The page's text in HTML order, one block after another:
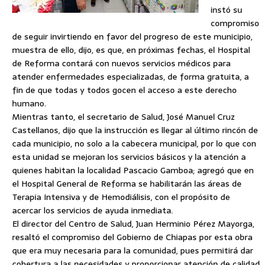
instó su
compromiso
de seguir invirtiendo en favor del progreso de este municipio,
muestra de ello, dijo, es que, en próximas fechas, el Hospital
de Reforma contará con nuevos servicios médicos para
atender enfermedades especializadas, de forma gratuita, a
fin de que todas y todos gocen el acceso a este derecho
humano.
Mientras tanto, el secretario de Salud, José Manuel Cruz
Castellanos, dijo que la instrucción es llegar al último rincón de
cada municipio, no solo a la cabecera municipal, por lo que con
esta unidad se mejoran los servicios básicos y la atención a
quienes habitan la localidad Pascacio Gamboa; agregó que en
el Hospital General de Reforma se habilitarán las áreas de
Terapia Intensiva y de Hemodiálisis, con el propósito de
acercar los servicios de ayuda inmediata.
El director del Centro de Salud, Juan Herminio Pérez Mayorga,
resaltó el compromiso del Gobierno de Chiapas por esta obra
que era muy necesaria para la comunidad, pues permitirá dar